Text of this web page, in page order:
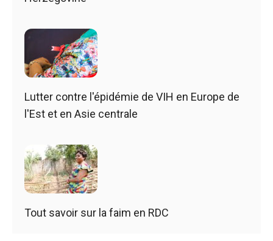
Lutter contre l'épidémie de VIH en Europe de
l'Est et en Asie centrale
Tout savoir sur la faim en RDC